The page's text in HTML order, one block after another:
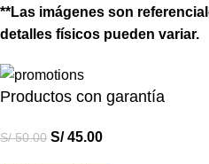
**Las imágenes son
detalles físicos pueden variar.
Productos con garantía
S/50.00 S/45.00